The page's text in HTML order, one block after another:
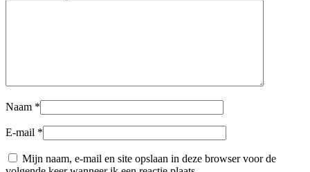
Naam *
E-mail *
Mijn naam, e-mail en site opslaan in deze browser voor de